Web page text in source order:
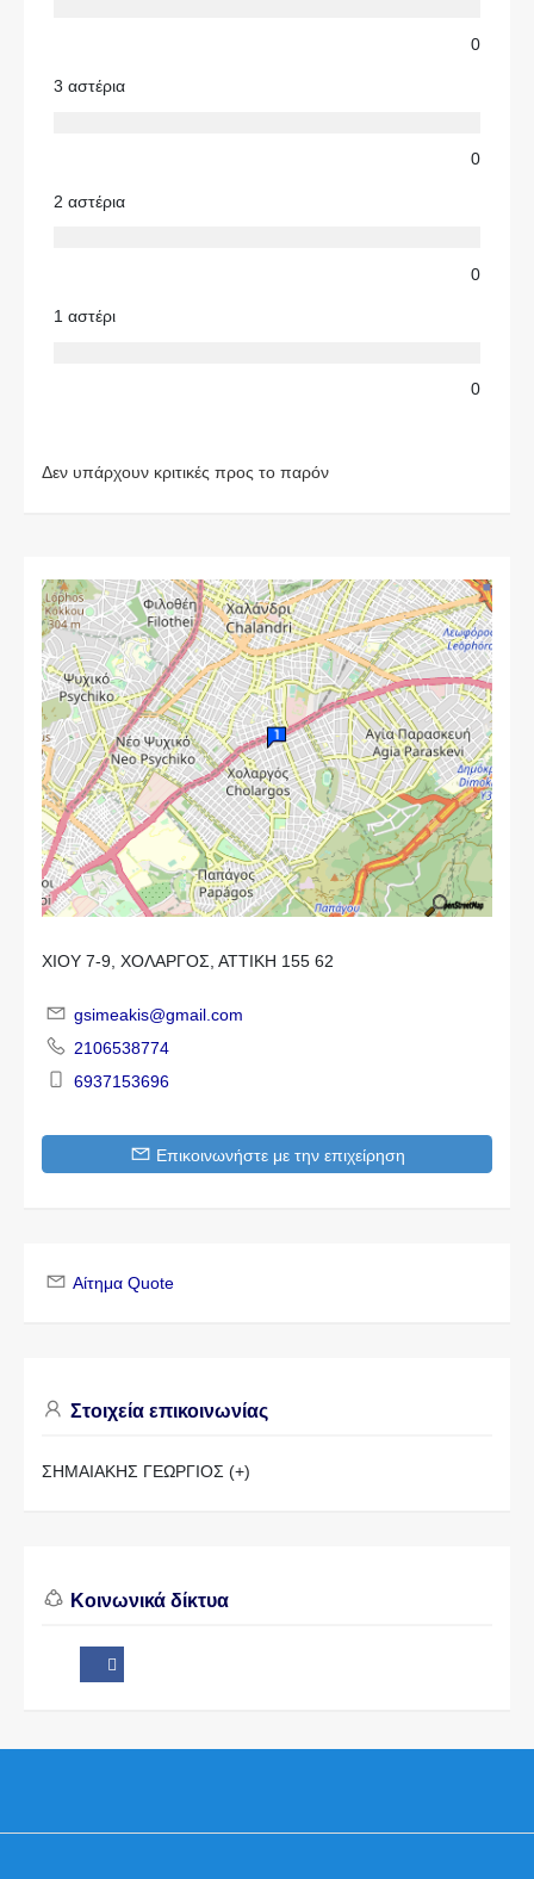
0
3 αστέρια
0
2 αστέρια
0
1 αστέρι
0
Δεν υπάρχουν κριτικές προς το παρόν
ΧΙΟΥ 7-9, ΧΟΛΑΡΓΟΣ, ΑΤΤΙΚΗ 155 62
gsimeakis@gmail.com
2106538774
6937153696
Επικοινωνήστε με την επιχείρηση
Αίτημα Quote
Στοιχεία επικοινωνίας
ΣΗΜΑΙΑΚΗΣ ΓΕΩΡΓΙΟΣ (+)
Κοινωνικά δίκτυα